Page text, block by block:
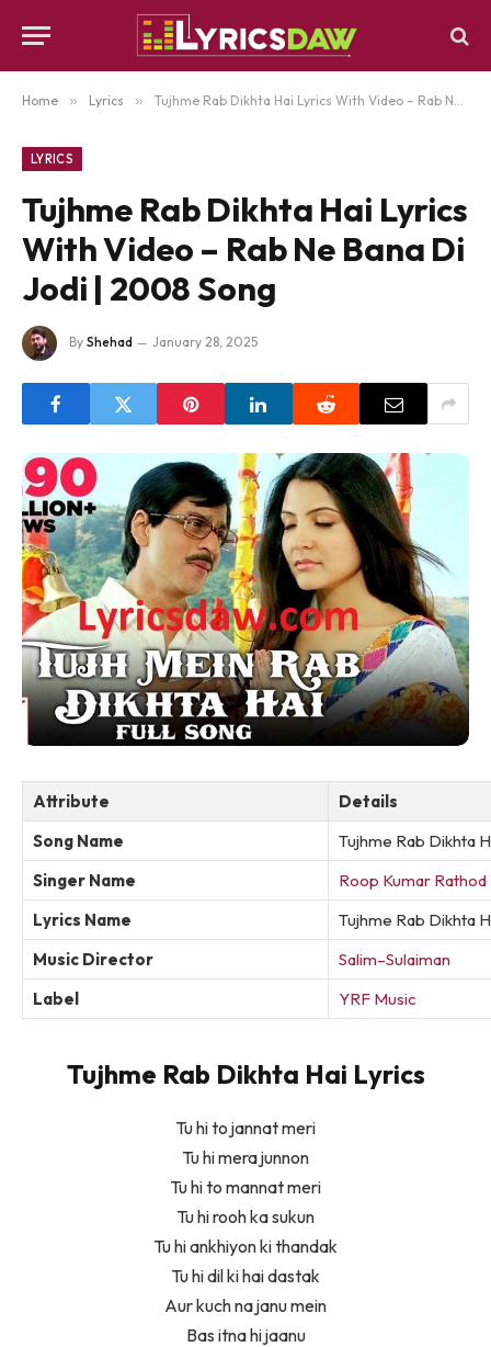
Home » Lyrics » Tujhme Rab Dikhta Hai Lyrics With Video – Rab Ne Bana Di Jodi | 2008 Song
LYRICS
Tujhme Rab Dikhta Hai Lyrics
With Video – Rab Ne Bana Di
Jodi | 2008 Song
By Shehad January 28, 2025
Attribute
Details
Song Name
Tujhme Rab Dikhta
Singer Name
Roop Kumar Rathod
Lyrics Name
Tujhme Rab Dikhta
Music Director
Salim–Sulaiman
Label
YRF Music
Tujhme Rab Dikhta Hai Lyrics
Tu hi to jannat meri
Tu hi mera junnon
Tu hi to mannat meri
Tu hi rooh ka sukun
Tu hi ankhiyon ki thandak
Tu hi dil ki hai dastak
Aur kuch na janu mein
Bas itna hi jaanu